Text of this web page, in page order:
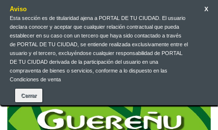
Aviso
Esta sección es de titularidad ajena a PORTAL DE TU CIUDAD. El usuario
declara conocer y aceptar que cualquier relación contractual que pueda
establecer en su caso con un tercero que haya sido contactado a través
de PORTAL DE TU CIUDAD, se entiende realizada exclusivamente entre el
usuario y el tercero, excluyéndose cualquier responsabilidad de PORTAL
DE TU CIUDAD derivada de la participación del usuario en una
compraventa de bienes o servicios, conforme a lo dispuesto en las
Condiciones de venta
X
EUR
Català
Contacteu-nos